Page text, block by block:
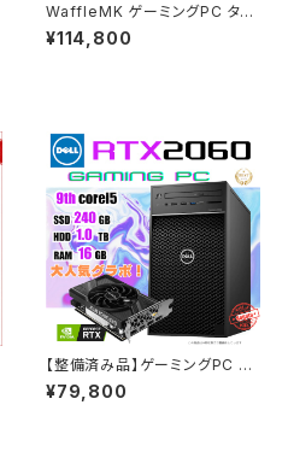
WaffleMK ゲーミングPC タワ
ー型 G-Stormシリーズ AMD
GeForce 16GBメモリ Windo
¥114,800
【整備済み品】ゲーミングPC デ
スクトップ DELL Precision 3
630 Tower - Core i5-9500
¥79,800